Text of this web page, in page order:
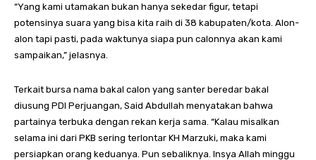
“Yang kami utamakan bukan hanya sekedar figur, tetapi
potensinya suara yang bisa kita raih di 38 kabupaten/kota. Alon-
alon tapi pasti, pada waktunya siapa pun calonnya akan kami
sampaikan,” jelasnya.
Terkait bursa nama bakal calon yang santer beredar bakal
diusung PDI Perjuangan, Said Abdullah menyatakan bahwa
partainya terbuka dengan rekan kerja sama. “Kalau misalkan
selama ini dari PKB sering terlontar KH Marzuki, maka kami
persiapkan orang keduanya. Pun sebaliknya. Insya Allah minggu